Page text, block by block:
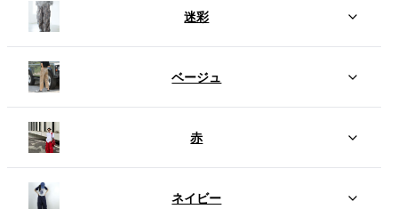
迷彩
ベージュ
赤
ネイビー